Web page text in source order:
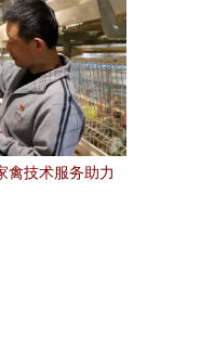
禽技术服务助力